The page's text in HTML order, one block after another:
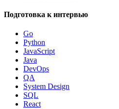
Подготовка к интервью
Go
Python
JavaScript
Java
DevOps
QA
System Design
SQL
React